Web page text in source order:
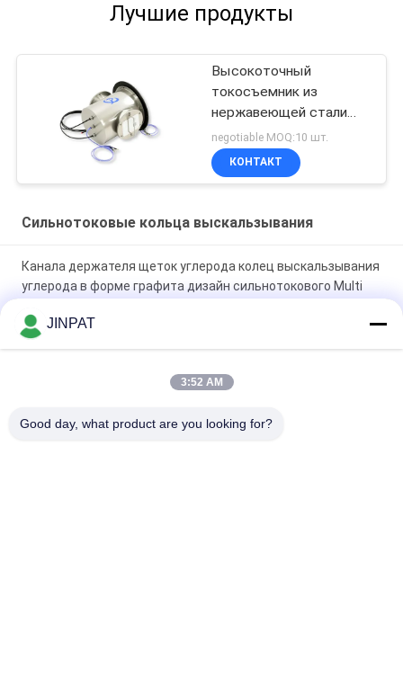
Лучшие продукты
Высокоточный
токосъемник из
нержавеющей стали
316, 4000 В
переменного тока, 50 А
negotiable MOQ:10 шт.
КОНТАКТ
Сильнотоковые кольца выскальзывания
Канала держателя щеток углерода колец выскальзывания
углерода в форме графита дизайн сильнотокового Multi
Электрическое кольцо выскальзывания передавая
IP65 подгоняли кольцо выскальзывания сигнала
JINPAT
3:52 AM
Good day, what product are you looking for?